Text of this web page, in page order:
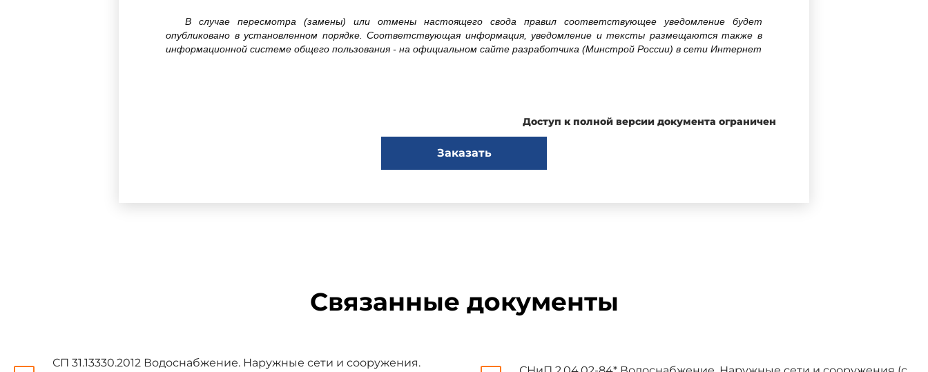
В случае пересмотра (замены) или отмены настоящего свода правил соответствующее уведомление будет
опубликовано в установленном порядке. Соответствующая информация, уведомление и тексты размещаются также в
информационной системе общего пользования - на официальном сайте разработчика (Минстрой России) в сети Интернет
ВНЕСЕНЫ: Изменение № 1, утвержденное и введенное в действие приказом Министерства строительства и жилищно-
коммунального хозяйства Российской Федерации (Минстрой России) от 26 декабря 2024 г. № 926/пр c 27.01.2025; Изменение №
N 184-ФЗ "О техническом регулировании", от 23 ноября 2009 г. N 261-ФЗ "Об энергосбережении и повышении энергетической
Доступ к полной версии документа ограничен
Заказать
Связанные документы
СП 31.13330.2012 Водоснабжение. Наружные сети и сооружения.